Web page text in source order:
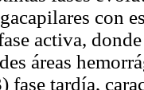
con
activa,
áreas
fase tardía,